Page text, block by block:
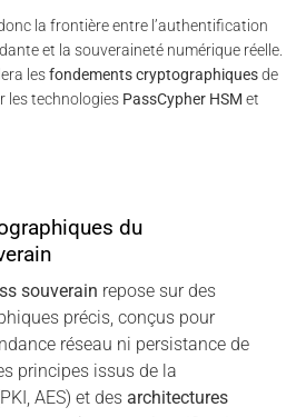
la frontière entre l’authentification
et la souveraineté numérique réelle.
lesfondements cryptographiquesde
les technologies PassCypher HSM et
du
souverain repose sur des
précis, conçus pour
réseau ni persistance de
principes issus de la
AES) et des architectures